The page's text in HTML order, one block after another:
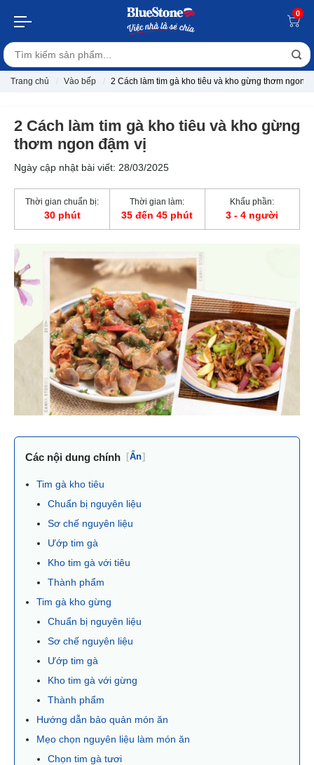
0
Trang chủ Vào bếp 2 Cách làm tim gà kho tiêu và kho gừng thơm ngon
2 Cách làm tim gà kho tiêu và kho gừng
thơm ngon đậm vị
Ngày cập nhật bài viết: 28/03/2025
Thời gian chuẩn bị:
30 phút
Thời gian làm:
35 đến 45 phút
Khẩu phần:
3 - 4 người
Các nội dung chính [Ẩn]
Tim gà kho tiêu
Chuẩn bị nguyên liệu
Sơ chế nguyên liệu
Ướp tim gà
Kho tim gà với tiêu
Thành phẩm
Tim gà kho gừng
Chuẩn bị nguyên liệu
Sơ chế nguyên liệu
Ướp tim gà
Kho tim gà với gừng
Thành phẩm
Hướng dẫn bảo quản món ăn
Mẹo chọn nguyên liệu làm món ăn
Chọn tim gà tươi